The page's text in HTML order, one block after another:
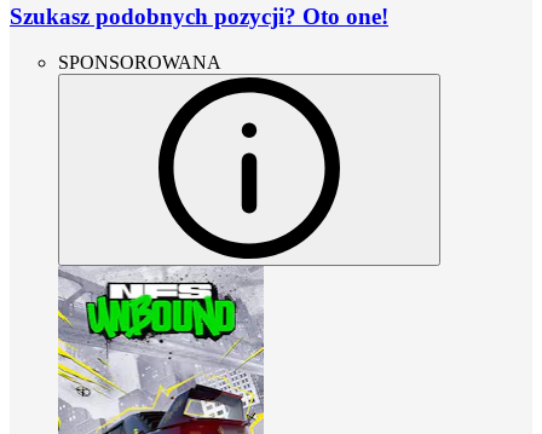
Szukasz podobnych pozycji? Oto one!
SPONSOROWANA